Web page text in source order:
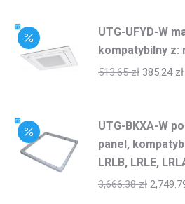
UTG-UFYD-W
kompatybilny z:
513.65zł 385.24 zł
UTG-BKXA-W
panel,
LRLB, LRLE,
3,666.38zł